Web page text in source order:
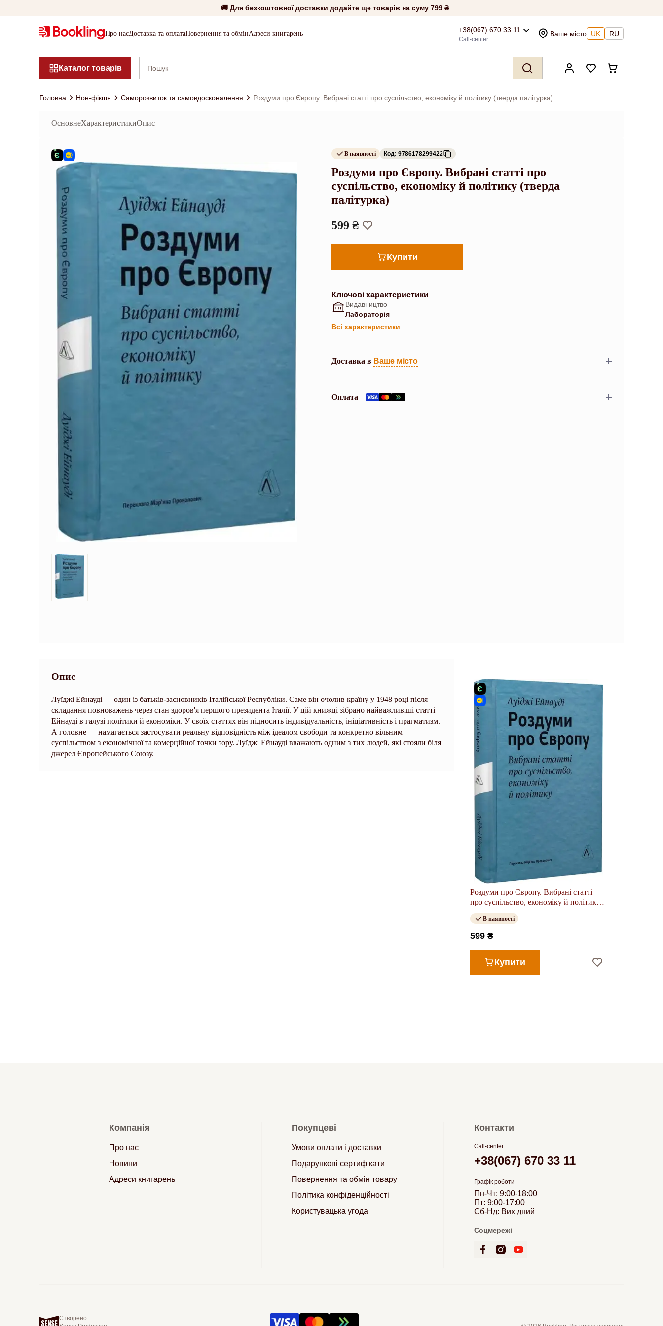
🚚 Для безкоштовної доставки додайте ще товарів на суму 799 ₴
Про насДоставка та оплатаПовернення та обмінАдреси книгарень +38(067) 670 33 11
Call-center
Ваше місто UK RU
Каталог товарів
Головна Нон-фікшн Саморозвиток та самовдосконалення Роздуми про Європу. Вибрані статті про суспільство, економіку й політику (тверда палітурка)
ОсновнеХарактеристикиОпис
В наявності Код: 9786178299422
Роздуми про Європу. Вибрані статті про
суспільство, економіку й політику (тверда
палітурка)
599 ₴
Купити
Ключові характеристики
Видавництво
Лабораторія
Всі характеристики
Доставка в Ваше місто
Оплата
Опис
Луїджі Ейнауді — один із батьків-засновників Італійської Республіки. Саме він очолив країну у 1948 році після
складання повноважень через стан здоров'я першого президента Італії. У цій книжці зібрано найважливіші статті
Ейнауді в галузі політики й економіки. У своїх статтях він підносить індивідуальність, ініціативність і прагматизм.
А головне — намагається застосувати реальну відповідність між ідеалом свободи та конкретно вільним
суспільством з економічної та комерційної точки зору. Луїджі Ейнауді вважають одним з тих людей, які стояли біля
джерел Європейського Союзу.
Роздуми про Європу. Вибрані статті
про суспільство, економіку й політику
(тверда палітурка)
В наявності
599 ₴
Купити
Компанія
Про нас
Новини
Адреси книгарень
Покупцеві
Умови оплати і доставки
Подарункові сертифікати
Повернення та обмін товару
Політика конфіденційності
Користувацька угода
Контакти
Call-center
+38(067) 670 33 11
Графік роботи
Пн-Чт: 9:00-18:00
Пт: 9:00-17:00
Сб-Нд: Вихідний
Соцмережі
Створено